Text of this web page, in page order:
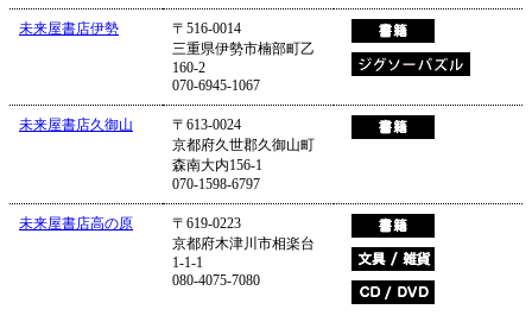
未来屋書店伊勢
〒516-0014
三重県伊勢市楠部町乙
160-2
070-6945-1067
未来屋書店久御山
〒613-0024
京都府久世郡久御山町
森南大内156-1
070-1598-6797
未来屋書店高の原
〒619-0223
京都府木津川市相楽台
1-1-1
080-4075-7080